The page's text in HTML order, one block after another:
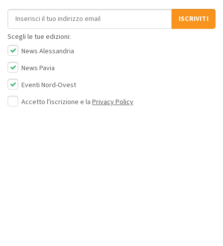
Indirizzo email
ISCRIVITI
Scegli le tue edizioni:
News Alessandria
News Pavia
Eventi Nord-Ovest
Accetto l'iscrizione e la Privacy Policy